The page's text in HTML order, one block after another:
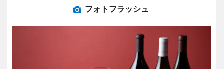
フォトフラッシュ